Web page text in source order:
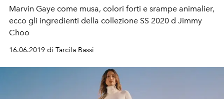
Marvin Gaye come musa, colori forti e srampe animalier,
ecco gli ingredienti della collezione SS 2020 d Jimmy
Choo
16.06.2019 di Tarcila Bassi